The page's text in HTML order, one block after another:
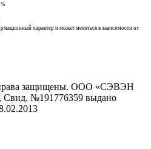
характер и может меняться в зависимости от
защищены. ООО «СЭВЭН
№191776359 выдано